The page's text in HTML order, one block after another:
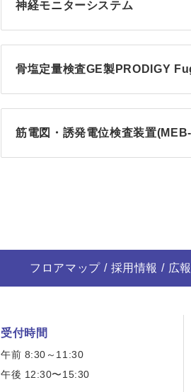
神経モニターシステム
骨塩定量検査GE製PRODIGY
筋電図・誘発電位検査装置
フロアマップ 採用情報 広
受付時間
午前 8:30～11:30
午後 12:30〜15:30